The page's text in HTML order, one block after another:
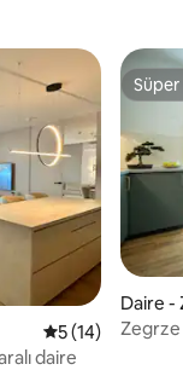
arasında
5 üzerinden
5 (14)
daire
Süper
Süper
Daire -
Zegrze